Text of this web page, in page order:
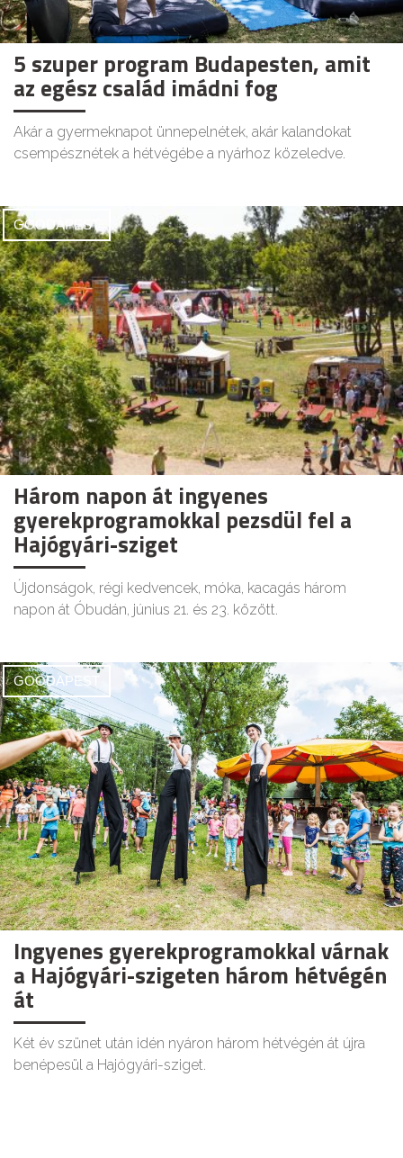
5 szuper program Budapesten, amit
az egész család imádni fog
Akár a gyermeknapot ünnepelnétek, akár kalandokat
csempésznétek a hétvégébe a nyárhoz közeledve.
GOODAPEST
Három napon át ingyenes
gyerekprogramokkal pezsdül fel a
Hajógyári-sziget
Újdonságok, régi kedvencek, móka, kacagás három
napon át Óbudán, június 21. és 23. között.
GOODAPEST
Ingyenes gyerekprogramokkal várnak
a Hajógyári-szigeten három hétvégén
át
Két év szünet után idén nyáron három hétvégén át újra
benépesül a Hajógyári-sziget.